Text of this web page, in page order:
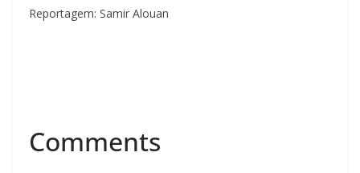
Reportagem: Samir Alouan
Comments